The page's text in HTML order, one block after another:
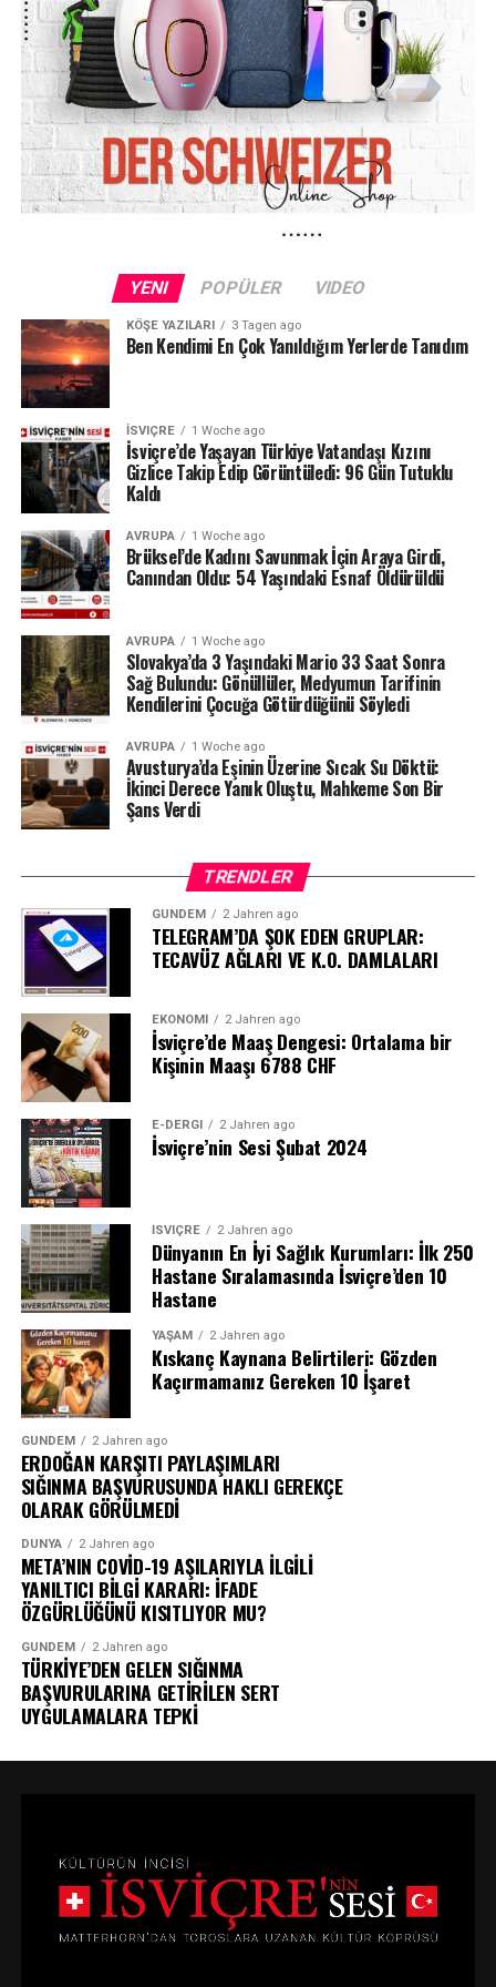
yaşlanan nüfus, yeni ve pahalı tedavi yöntemleri,
ilaç maliyetlerindeki artış ve sağlık hizmetlerine
olan talebin yükselmesiyer alıyor.
Ekonomistler, maaş artışlarının devam etmesine rağmen
sağlık sigortası primlerinin hane gelirleri içindeki
payının giderek büyüdüğüne dikkat çekiyor. Bu da
özellikle orta gelir grubundaalım gücünün
yol açan önemli faktörlerden biri olarak
YENI POPÜLER VIDEO
KÖŞE YAZILARI 3 Tagen ago
Ben Kendimi En Çok Yanıldığım Yerlerde Tanıdım
İSVIÇRE 1 Woche ago
İsviçre’de Yaşayan Türkiye Vatandaşı Kızını
Gizlice Takip Edip Görüntüledi: 96 Gün Tutuklu
Kaldı
AVRUPA 1 Woche ago
Brüksel’de Kadını Savunmak İçin Araya Girdi,
Canından Oldu: 54 Yaşındaki Esnaf Öldürüldü
AVRUPA 1 Woche ago
Slovakya’da 3 Yaşındaki Mario 33 Saat Sonra
Sağ Bulundu: Gönüllüler, Medyumun Tarifinin
Kendilerini Çocuğa Götürdüğünü Söyledi
AVRUPA 1 Woche ago
Avusturya’da Eşinin Üzerine Sıcak Su Döktü:
İkinci Derece Yanık Oluştu, Mahkeme Son Bir
Şans Verdi
TRENDLER
GÜNDEM 2 Jahren ago
TELEGRAM’DA ŞOK EDEN GRUPLAR:
TECAVÜZ AĞLARI VE K.O. DAMLALARI
EKONOMI 2 Jahren ago
İsviçre’de Maaş Dengesi: Ortalama bir
Kişinin Maaşı 6788 CHF
E-DERGI 2 Jahren ago
İsviçre’nin Sesi Şubat 2024
İSVIÇRE 2 Jahren ago
Dünyanın En İyi Sağlık Kurumları: İlk 250
Hastane Sıralamasında İsviçre’den 10
Hastane
YAŞAM 2 Jahren ago
Kıskanç Kaynana Belirtileri: Gözden
Kaçırmamanız Gereken 10 İşaret
GÜNDEM 2 Jahren ago
ERDOĞAN KARŞITI PAYLAŞIMLARI
SIĞINMA BAŞVURUSUNDA HAKLI GEREKÇE
OLARAK GÖRÜLMEDİ
DÜNYA 2 Jahren ago
META’NIN COVİD-19 AŞILARIYLA İLGİLİ
YANILTICI BİLGİ KARARI: İFADE
ÖZGÜRLÜĞÜNÜ KISITLIYOR MU?
GÜNDEM 2 Jahren ago
TÜRKİYE’DEN GELEN SIĞINMA
BAŞVURULARINA GETİRİLEN SERT
UYGULAMALARA TEPKİ